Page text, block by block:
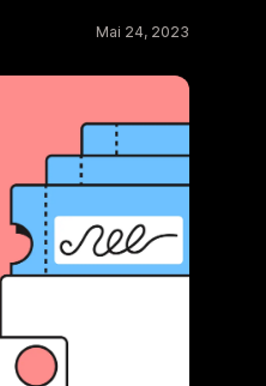
Mai 24, 2023